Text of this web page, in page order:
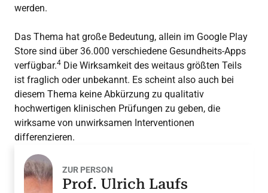
werden.
Das Thema hat große Bedeutung, allein im Google Play
Store sind über 36.000 verschiedene Gesundheits-Apps
verfügbar.4 Die Wirksamkeit des weitaus größten Teils
ist fraglich oder unbekannt. Es scheint also auch bei
diesem Thema keine Abkürzung zu qualitativ
hochwertigen klinischen Prüfungen zu geben, die
wirksame von unwirksamen Interventionen
differenzieren.
ZUR PERSON
Prof. Ulrich Laufs